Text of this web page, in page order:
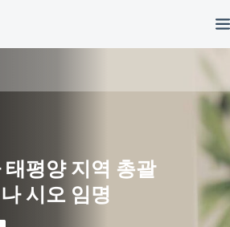
평양 지역 총괄
시오 임명